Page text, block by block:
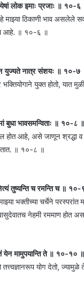
येषां लोक इमाः प्रजाः ॥ १०-६
माझ्या ठिकाणी भाव असलेले
आहे. ॥ १०-६ ॥
युज्यते नात्र संशयः ॥ १०-७
भक्तियोगाने युक्त होतो,
बुधा भावसमन्विताः ॥ १०-८ ॥
होत आहे, असे जाणून श्रद्धा
॥ १०-८ ॥
तुष्यन्ति च रमन्ति च ॥
भक्तीच्या चर्चेने परस्परांत
नेहमी रममाण होत
तं येन मामुपयान्ति ते ॥ १०-१० ॥
योग देतो, ज्यामुळे